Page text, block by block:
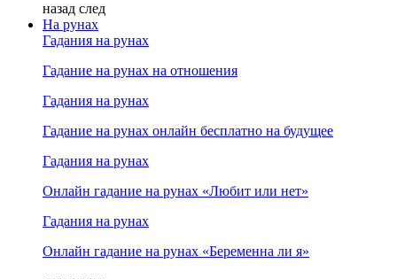
назад след
На рунах
Гадания на рунах
Гадание на рунах на отношения
Гадания на рунах
Гадание на рунах онлайн бесплатно на будущее
Гадания на рунах
Онлайн гадание на рунах «Любит или нет»
Гадания на рунах
Онлайн гадание на рунах «Беременна ли я»